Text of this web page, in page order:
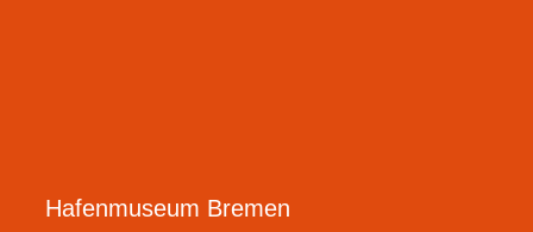
Hafenmuseum Bremen